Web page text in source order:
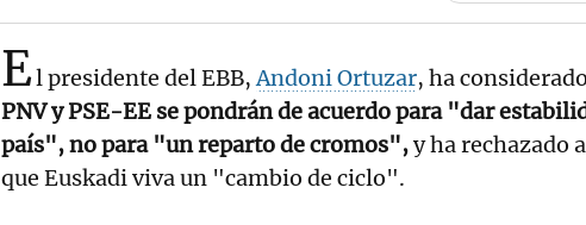
El presidente del EBB,Andoni Ortuzar, ha
PNV y PSE-EE se pondrán de acuerdo para "dar
país", no para "un reparto de cromos",y ha rechazado
que Euskadi viva un "cambio de ciclo".